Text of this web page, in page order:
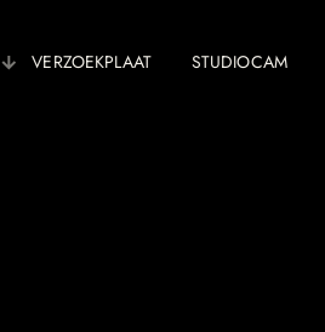
VERZOEKPLAAT STUDIOCAM